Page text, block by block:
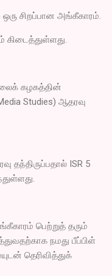
ஒரு சிறப்பான அங்கீகாரம்.
கிடைத்துள்ளது.
கழகத்தின்
Studies) ஆதரவு
தந்திருப்பதால் ISR 5
பெற்றுத் தரும்
நமது பீப்பிள்
தெரிவித்துக்